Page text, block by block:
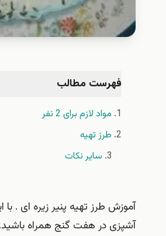
فهرست مطالب
مواد لازم برای 2 نفر
طرز تهیه
سایر نکات
آموزش طرز تهیه پنیر زیره ای .
آشپزی در هفت گنج همراه باشید.